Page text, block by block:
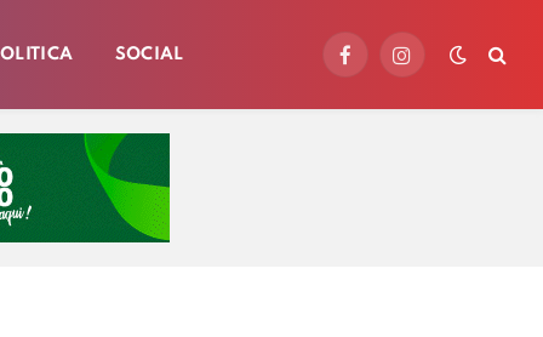
SOCIAL
FacebookInstagram